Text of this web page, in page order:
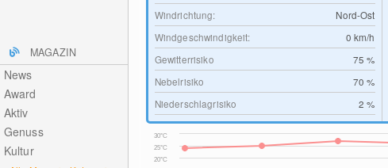
MAGAZIN
News
Award
Aktiv
Genuss
Kultur
Windrichtung:
Nord-Ost
Windgeschwindigkeit:
0 km/h
Gewitterrisiko
75 %
Nebelrisiko
70 %
Niederschlagrisiko
2 %
20°C
25°C
30°C